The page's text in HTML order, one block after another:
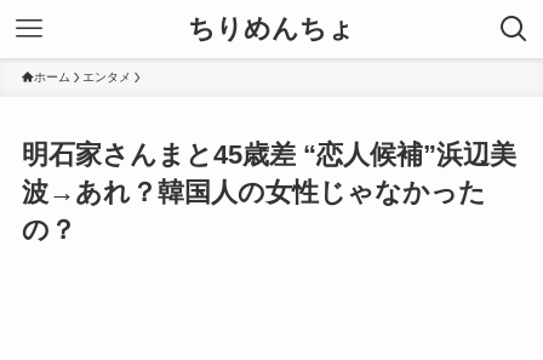
ちりめんちょ
ホーム エンタメ
明石家さんまと45歳差 “恋人候補”浜辺美
波→あれ？韓国人の女性じゃなかった
の？